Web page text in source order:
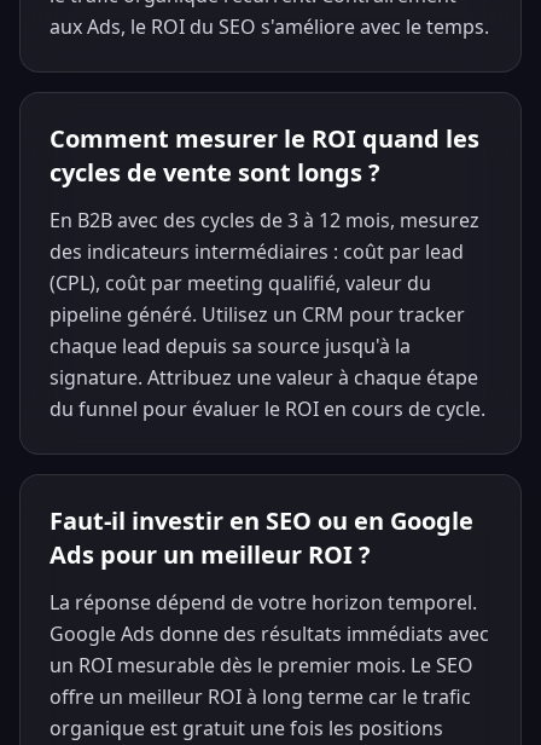
aux Ads, le ROI du SEO s'améliore avec le temps.
Comment mesurer le ROI quand les
cycles de vente sont longs ?
En B2B avec des cycles de 3 à 12 mois, mesurez
des indicateurs intermédiaires : coût par lead
(CPL), coût par meeting qualifié, valeur du
pipeline généré. Utilisez un CRM pour tracker
chaque lead depuis sa source jusqu'à la
signature. Attribuez une valeur à chaque étape
du funnel pour évaluer le ROI en cours de cycle.
Faut-il investir en SEO ou en Google
Ads pour un meilleur ROI ?
La réponse dépend de votre horizon temporel.
Google Ads donne des résultats immédiats avec
un ROI mesurable dès le premier mois. Le SEO
offre un meilleur ROI à long terme car le trafic
organique est gratuit une fois les positions